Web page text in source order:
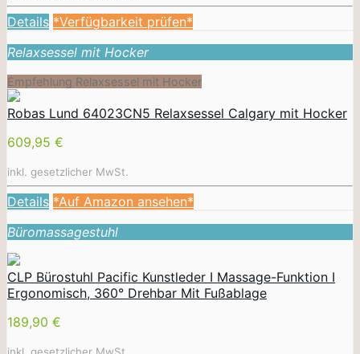
Details *Verfügbarkeit prüfen*
Relaxsessel mit Hocker
Empfehlung Relaxsessel mit Hocker
Robas Lund 64023CN5 Relaxsessel Calgary mit Hocker
609,95 €
inkl. gesetzlicher MwSt.
Details *Auf Amazon ansehen*
Büromassagestuhl
CLP Bürostuhl Pacific Kunstleder I Massage-Funktion I
Ergonomisch, 360° Drehbar Mit Fußablage
189,90 €
inkl. gesetzlicher MwSt.